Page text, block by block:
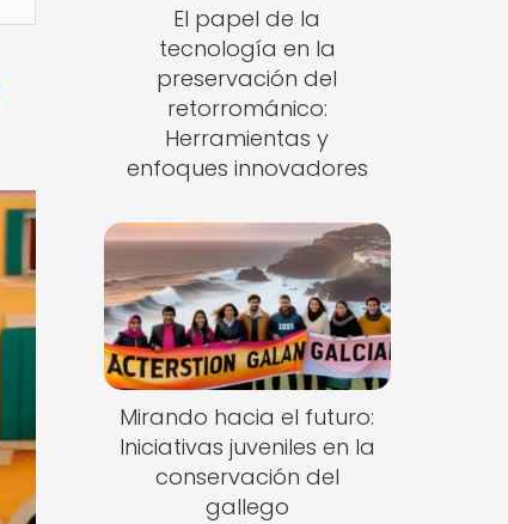
El papel de la
tecnología en la
preservación del
retorrománico:
Herramientas y
enfoques innovadores
Mirando hacia el futuro:
Iniciativas juveniles en la
conservación del
gallego